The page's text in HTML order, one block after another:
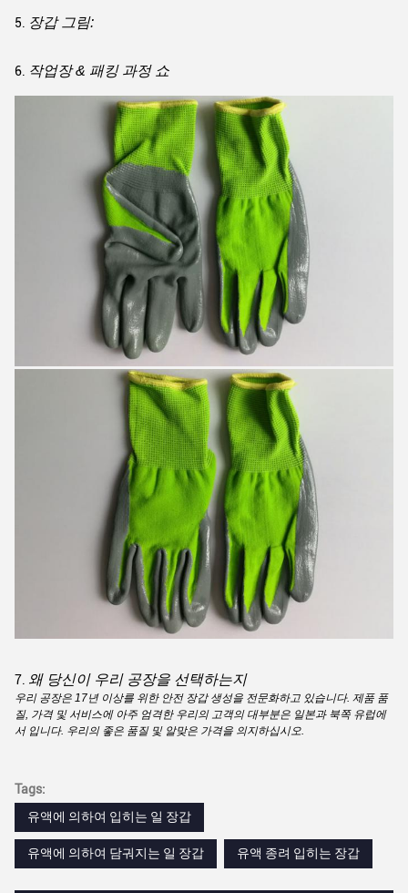
5. 장갑 그림:
6. 작업장 & 패킹 과정 쇼
7. 왜 당신이 우리 공장을 선택하는지
우리 공장은 17년 이상를 위한 안전 장갑 생성을 전문화하고 있습니다. 제품 품
질, 가격 및 서비스에 아주 엄격한 우리의 고객의 대부분은 일본과 북쪽 유럽에
서 입니다. 우리의 좋은 품질 및 알맞은 가격을 의지하십시오.
Tags:
유액에 의하여 입히는 일 장갑
유액에 의하여 담궈지는 일 장갑 유액 종려 입히는 장갑